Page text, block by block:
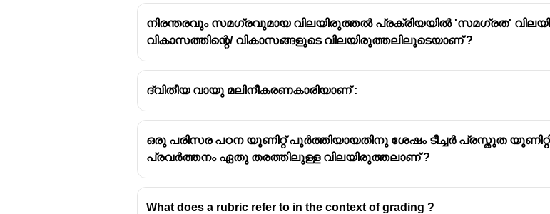
In education, a rubric is a scoring guide used to evaluate a student's
a presentation, or a lab report.
It clearly defines the expectations for the assignment and describes the
നിരന്തരവും സമഗ്രവുമായ വിലയിരുത്തൽ പ്രക്രിയയിൽ 'സമഗ്രത'
വികാസത്തിന്റെ/ വികാസങ്ങളുടെ വിലയിരുത്തലിലൂടെയാണ് ?
ദ്വിതീയ വായു മലിനീകരണകാരിയാണ് :
ഒരു പരിസര പഠന യൂണിറ്റ് പൂർത്തിയായതിനു ശേഷം ടീച്ചർ പ്രസ്തുത
പ്രവർത്തനം ഏതു തരത്തിലുള്ള വിലയിരുത്തലാണ് ?
What does a rubric refer to in the context of grading ?